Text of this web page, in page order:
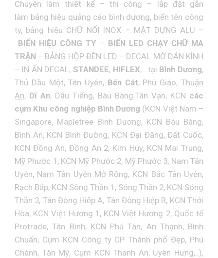
Chuyên làm thiết kế – thi công – lắp đặt gắn
làm bảng hiệu quảng cáo bình dương, biển tên công
ty, bảng hiệu CHỮ NỔI INOX – MẶT DỰNG ALU –
BIỂN HIỆU CÔNG TY – BIỂN LED CHẠY CHỮ MA
TRẬN – BẢNG HỘP ĐÈN LED – DECAL MỜ DÁN KÍNH
– IN ẤN DECAL , STANDEE, HIFLEX,.. tại Bình Dương,
Thủ Dầu Một,Tân Uyên, Bến Cát, Phú Giáo,Thuận
An, Dĩ An, Dầu Tiếng, Bàu Bàng,Tân Vạn, KCN các
cụm Khu công nghiệp Bình Dương (KCN Việt Nam –
Singapore, Mapletree Bình Dương, KCN Bàu Bàng,
Bình An, KCN Bình Đường, KCN Đại Đăng, Đất Cuốc,
KCN Đồng An, Đồng An 2, Kim Huy, KCN Mai Trung,
Mỹ Phước 1, KCN Mỹ Phước 2, Mỹ Phước 3, Nam Tân
Uyên, Nam Tân Uyên Mở Rộng, KCN Bắc Tân Uyên,
Rạch Bắp, KCN Sóng Thần 1, Sóng Thần 2, KCN Sóng
Thần 3, Tân Đông Hiệp A, Tân Đông Hiệp B, KCN Thới
Hòa, KCN Việt Hương 1, KCN Việt Hương 2, Quốc tế
Protrade, Tân Bình, KCN Phú Tân, An Thạnh, Bình
Chuẩn, Cụm KCN Công ty CP Thành phố Đẹp, Phú
Chánh, Tân Mỹ, Cụm KCN Thanh An, Uyên Hưng,..),